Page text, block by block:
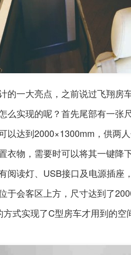
的一大亮点，之前说过飞翔房
么实现的呢？首先尾部有一
以达到2000×1300mm，供两
衣物，需要时可以将其一键
阅读灯、USB接口及电源插
于会客区上方，尺寸达到了
式实现了C型房车才用到的